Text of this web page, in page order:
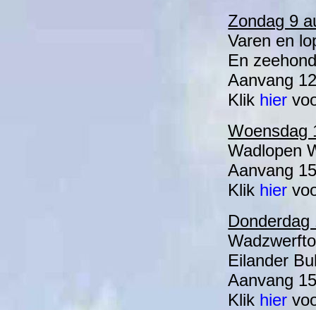
Zondag 9
Varen en
En
Aanvang
Klik hier
Woensdag
Wadlopen
Aanvang
Klik hier
Eilander
Aanvang
Klik hier